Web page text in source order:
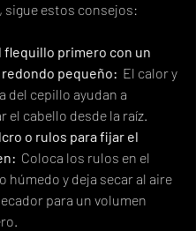
sigue estos consejos:
flequillo primero con un
pequeño:
  El calor y
del cepillo ayudan a
el cabello desde la raíz.
o rulos para fijar el
  Coloca los rulos en el
húmedo y deja secar al aire
para un volumen